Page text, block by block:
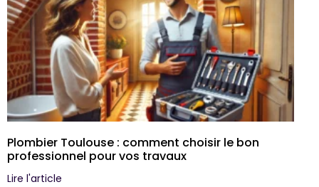
Plombier Toulouse : comment choisir le bon
professionnel pour vos travaux
Lire l'article